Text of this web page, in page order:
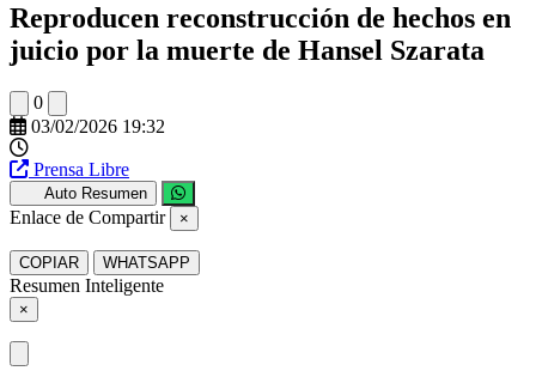
Reproducen reconstrucción de hechos en
juicio por la muerte de Hansel Szarata
0
03/02/2026 19:32
Prensa Libre
Auto Resumen
Enlace de Compartir ×
COPIAR WHATSAPP
Resumen Inteligente
×